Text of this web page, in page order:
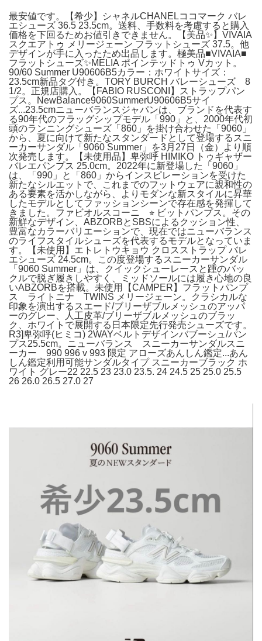
最安値です。【希少】シャネルCHANELココマーク バレ
エシューズ 36.5 23.5cm。送料、手数料を考慮すると購入
価格を下回るためお値引きできません。【美品✨️】VIVAIA
スクエアトゥ メリージェーン フラットシューズ 37.5。他
デザインが手に入ったため出品します。極美品■VIVAIA■
フラットシューズ✨MELIA ポインテッドトゥ Vカット。
90/60 Summer U90606B5カラー：ホワイトサイズ：
23.5cm新品タグ付き。TORY BURCH バレーシューズ 8
1/2。正規店購入。【FABIO RUSCONI】ストラップパン
プス。NewBalance9060SummerU90606B5サイ
ズ...23.5cmニューバランスジャパンは、ブランドを代表す
る90年代のフラッグシップモデル「990」と、2000年代初
頭のランニングシューズ「860」を掛け合わせた「9060」
から、夏に向けて新たなスタンダードとして登場するスニ
ーカーサンダル「9060 Summer」を3月27日（金）より順
次発売します。【未使用品】卑弥呼 HIMIKO トゥギャザー
バレエパンプス 25.0cm。2022年に新登場した「9060」
は、「990」と「860」からインスピレーションを受けた
新たなシルエットで、これまでのフットウェアに親和性の
ある要素を活かしながら、よりモダンな新スタイルに昇華
したモデルとしてファッションシーンで存在感を発揮して
きました。ファビオルスコーニ ⭐︎ ビットパンプス。その
新鮮なデザイン、ABZORBとSBSによるクッション性、
豊富なカラーバリエーションで、現在ではニューバランス
のライフスタイルシューズを代表するモデルとなっていま
す。【未使用】エトレトウキョウ クロスストラップ バレ
エシューズ 24.5cm。この度登場するスニーカーサンダル
「9060 Summer」は、クイックシューレースと踵のバッ
クルで脱ぎ履きしやすく、ミッドソールには履き心地の良
いABZORBを搭載。未使用【CAMPER】フラットパンプ
ス ライトニナ TWINS メリージェーン。クラシカルな
印象を演出するスエード/ブリーザブルメッシュのアッパ
ーのグレー、人工皮革/ブリーザブルメッシュのブラッ
ク、ホワイトで展開する日本限定先行発売シューズです。
R3]卑弥呼(ヒミコ) 2WAYベルトデザインバブーシュ/パン
プス25.5cm。ニューバランス スニーカーサンダルスニ
ーカー 990 996 v 993 限定 アローズあんしん鑑定...あん
しん鑑定利用可能サンダルタイプ スニーカーブラック ホ
ワイト グレー22 22.5 23 23.0 23.5. 24 24.5 25 25.0 25.5
26 26.0 26.5 27.0 27